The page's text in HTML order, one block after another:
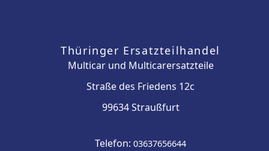
Thüringer Ersatzteilhandel
Multicar und Multicarersatzteile
Straße des Friedens 12c
99634 Straußfurt
Telefon: 03637656644